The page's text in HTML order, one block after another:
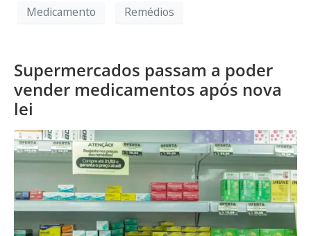
Medicamento
Remédios
Supermercados passam a poder
vender medicamentos após nova
lei